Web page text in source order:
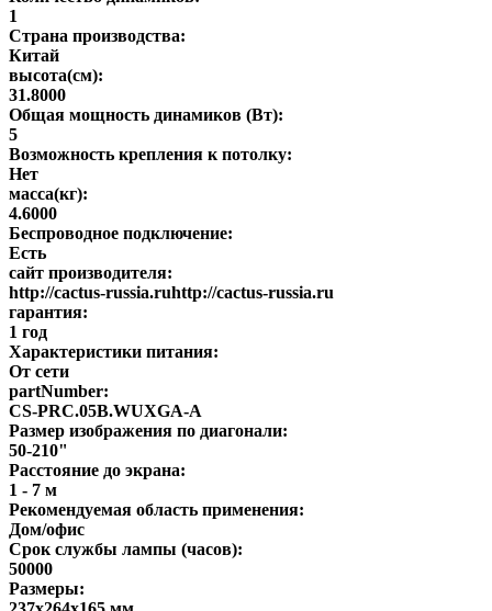
1
Страна производства:
Китай
высота(см):
31.8000
Общая мощность динамиков (Вт):
5
Возможность крепления к потолку:
Нет
масса(кг):
4.6000
Беспроводное подключение:
Есть
сайт производителя:
http://cactus-russia.ruhttp://cactus-russia.ru
гарантия:
1 год
Характеристики питания:
От сети
partNumber:
CS-PRC.05B.WUXGA-A
Размер изображения по диагонали:
50-210"
Расстояние до экрана:
1 - 7 м
Рекомендуемая область применения:
Дом/офис
Срок службы лампы (часов):
50000
Размеры: